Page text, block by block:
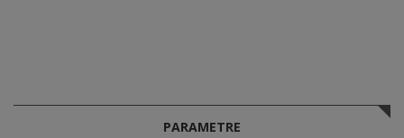
PARAMETRE